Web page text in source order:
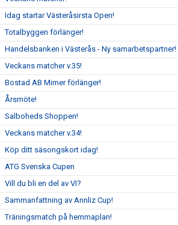
Idag startar Västeråsirsta Open!
Totalbyggen förlänger!
Handelsbanken i Västerås - Ny samarbetspartner!
Veckans matcher v.35!
Bostad AB Mimer förlänger!
Årsmöte!
Salboheds Shoppen!
Veckans matcher v.34!
Köp ditt säsongskort idag!
ATG Svenska Cupen
Vill du bli en del av VI?
Sammanfattning av Annliz Cup!
Träningsmatch på hemmaplan!